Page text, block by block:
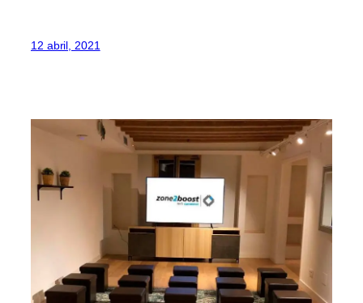
12 abril, 2021